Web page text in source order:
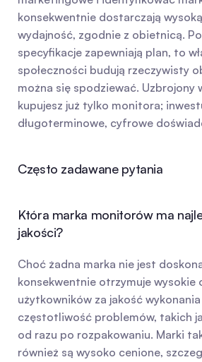
konsekwentnie dostarczają
wydajność, zgodnie z obietnicą.
specyfikacje zapewniają plan, to
społeczności budują rzeczywisty
można się spodziewać. Uzbrojony
kupujesz już tylko monitora;
długoterminowe, cyfrowe
Często zadawane pytania
Która marka monitorów ma
jakości?
Choć żadna marka nie jest
konsekwentnie otrzymuje wysokie
użytkowników za jakość
częstotliwość problemów, takich
od razu po rozpakowaniu. Marki
również są wysoko cenione,